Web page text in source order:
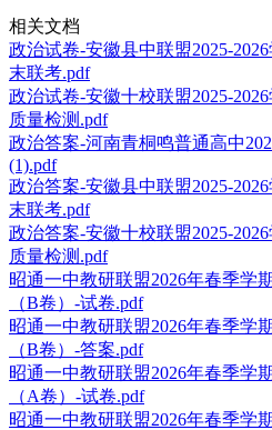
相关文档
政治试卷-安徽县中联盟2025-
末联考.pdf
政治试卷-安徽十校联盟2025-
质量检测.pdf
政治答案-河南青桐鸣普通高中
(1).pdf
政治答案-安徽县中联盟2025-
末联考.pdf
政治答案-安徽十校联盟2025-
质量检测.pdf
昭通一中教研联盟2026年春季学
（B卷）-试卷.pdf
昭通一中教研联盟2026年春季学
（B卷）-答案.pdf
昭通一中教研联盟2026年春季学
（A卷）-试卷.pdf
昭通一中教研联盟2026年春季学